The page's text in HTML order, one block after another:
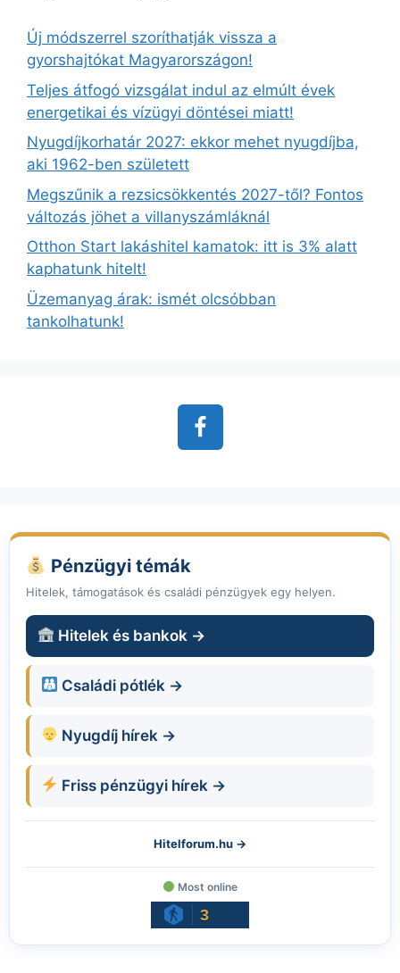
Új módszerrel szoríthatják vissza a
gyorshajtókat Magyarországon!
Teljes átfogó vizsgálat indul az elmúlt évek
energetikai és vízügyi döntései miatt!
Nyugdíjkorhatár 2027: ekkor mehet nyugdíjba,
aki 1962-ben született
Megszűnik a rezsicsökkentés 2027-től? Fontos
változás jöhet a villanyszámláknál
Otthon Start lakáshitel kamatok: itt is 3% alatt
kaphatunk hitelt!
Üzemanyag árak: ismét olcsóbban
tankolhatunk!
Pénzügyi témák
Hitelek, támogatások és családi pénzügyek egy helyen.
Hitelek és bankok →
Családi pótlék →
Nyugdíj hírek →
Friss pénzügyi hírek →
Hitelforum.hu →
Most online
3